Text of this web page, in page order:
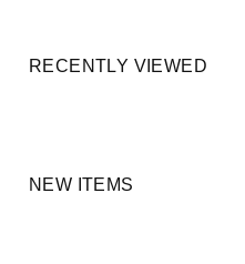
RECENTLY VIEWED
NEW ITEMS